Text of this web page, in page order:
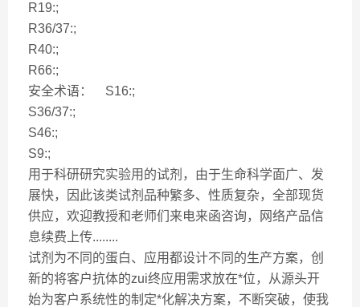
R19:;
R36/37:;
R40:;
R66:;
安全术语： S16:;
S36/37:;
S46:;
S9:;
用于科研研究实验用的试剂，由于生命科学面广、发
展快，因此该类试剂品种繁多、性质复杂，全部现货
供应，欢迎教授和老师们来电来函咨询，网络产品信
息续费上传........
试剂为不同的蛋白、应用都设计不同的生产方案，创
新的将客户抗体的zui终应用需求放在*位，从源头开
始为客户系统性的制定*化解决方案，不断突破，使我